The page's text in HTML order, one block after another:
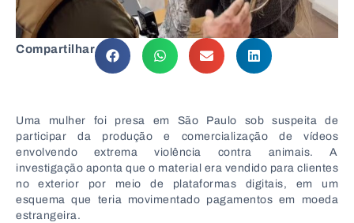
Compartilhar
Uma mulher foi presa em São Paulo sob suspeita de
participar da produção e comercialização de vídeos
envolvendo extrema violência contra animais. A
investigação aponta que o material era vendido para clientes
no exterior por meio de plataformas digitais, em um
esquema que teria movimentado pagamentos em moeda
estrangeira.